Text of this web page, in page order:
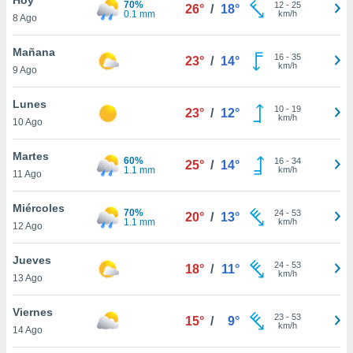
y
en
más
de
8 Ago
70%
0.1 mm
26° / 18° 12- 25
km/h
Mañana
9 Ago
23° / 14° 16- 35
km/h
Lunes
10 Ago
23° / 12° 10- 19
km/h
Martes
11 Ago
60%
1.1 mm
25° / 14° 16- 34
km/h
Miércoles
12 Ago
70%
1.1 mm
20° / 13° 24- 53
km/h
Jueves
13 Ago
18° / 11° 24- 53
km/h
Viernes
14 Ago
15° / 9° 23- 53
km/h